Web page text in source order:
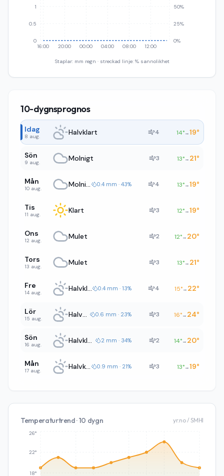
16:00 20:00 00:00 04:00 08:00 12:00
0
0.5
1
0%
25%
50%
Staplar: mm regn · streckad linje: % sannolikhet
10-dygnsprognos
Idag
8 aug. Halvklart 4 14°→19°
Sön
9 aug. Molnigt 3 13°→ 21°
Mån
10 aug. Molnigt 0.4 mm · 43% 4 13°→19°
Tis
11 aug. Klart 3 12°→19°
Ons
12 aug. Mulet 2 12°→ 20°
Tors
13 aug. Mulet 3 13°→ 21°
Fre
14 aug. Halvklart 0.4 mm · 13% 4 15°→ 22°
Lör
15 aug. Halvklart 0.6 mm · 23% 3 16°→ 24°
Sön
16 aug. Halvklart 2 mm · 34% 2 14°→ 20°
Mån
17 aug. Halvklart 0.9 mm · 21% 3 13°→19°
Temperaturtrend · 10 dygn yr.no / SMHI
18°
22°
26°